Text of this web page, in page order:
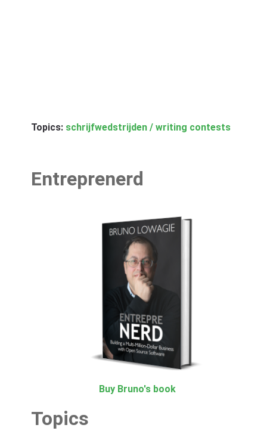
Topics: schrijfwedstrijden / writing contests
Entreprenerd
Buy Bruno's book
Topics